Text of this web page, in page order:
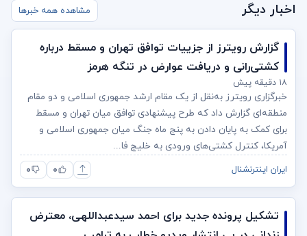
اخبار دیگر مشاهده همه خبرها
گزارش رویترز از جزییات توافق تهران و مسقط درباره
کشتی‌رانی و دریافت عوارض در تنگه هرمز
۱۸ دقیقه پیش
خبرگزاری رویترز به‌نقل از یک مقام ارشد جمهوری اسلامی و دو مقام
منطقه‌ای گزارش داد که طرح پیشنهادی توافق میان تهران و مسقط
برای کمک به پایان دادن به پنج ماه جنگ میان جمهوری اسلامی و
آمریکا، کنترل کشتی‌های ورودی به خلیج فا...
ایران اینترنشنال ۰ ۰
تشکیل پرونده جدید برای احمد سیدعبداللهی، معترض